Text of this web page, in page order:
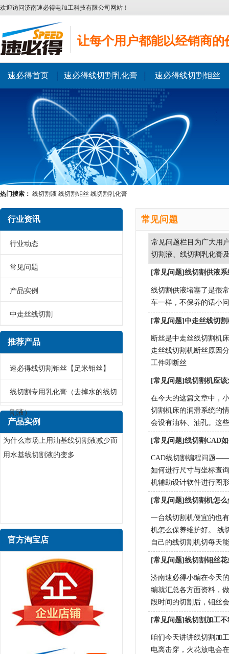
欢迎访问济南速必得电加工科技有限公司网站！
让每个用户都能以经销商的
速必得首页 速必得线切割乳化膏 速必得线切割钼丝
热门搜索： 线切割液 线切割钼丝 线切割乳化膏
行业资讯
行业动态
常见问题
产品实例
中走丝线切割
推荐产品
速必得线切割钼丝【足米钼丝】
线切割专用乳化膏（去掉水的线切
割液）
产品实例
为什么市场上用油基线切割液减少而
用水基线切割液的变多
官方淘宝店
常见问题
常见问题栏目为广大用
切割液、线切割乳化膏
[常见问题]线切割供液
线切割供液堵塞了是很
车一样，不保养的话小
[常见问题]中走丝线切
断丝是中走丝线切割机
走丝线切割机断丝原因
工件即断丝
[常见问题]线切割机应
在今天的这篇文章中，
切割机床的润滑系统的
会设有油杯、油孔。这
[常见问题]线切割CAD
CAD线切割编程问题——
如何进行尺寸与坐标查
机辅助设计软件进行图
[常见问题]线切割机怎
一台线切割机便宜的也
机怎么保养维护好。 线
自己的线切割机切每天
[常见问题]线切割钼丝
济南速必得小编在今天
编就汇总各方面资料，
段时间的切割后，钼丝
[常见问题]线切割加工
咱们今天讲讲线切割加
电离击穿，火花放电会